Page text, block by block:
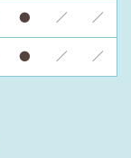
● ／ ／
● ／ ／